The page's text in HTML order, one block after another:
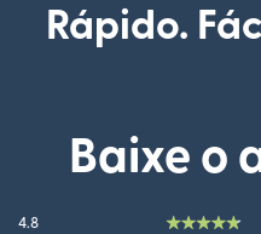
Rápido.
Baixe o
4.8